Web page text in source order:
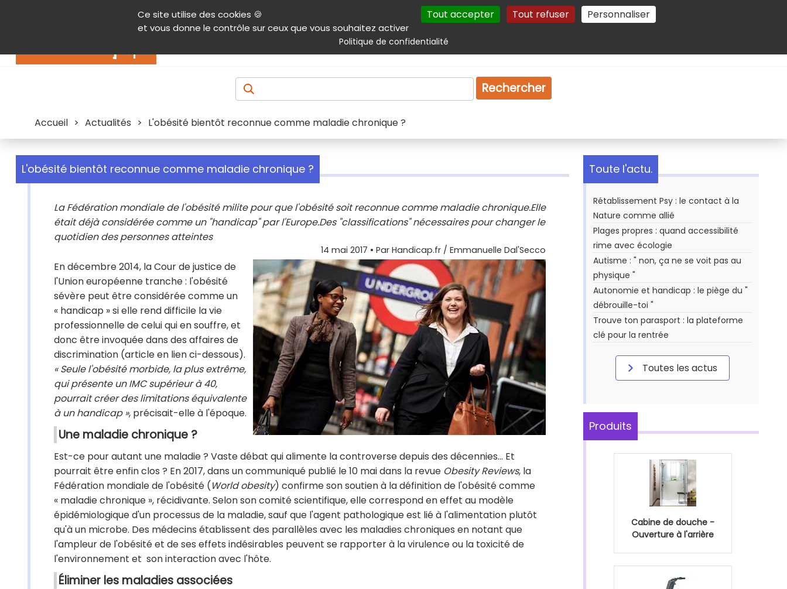
Ce site utilise des cookies 🍪
et vous donne le contrôle sur ceux que vous souhaitez activer
Tout accepter Tout refuser Personnaliser
Politique de confidentialité
Contenu Aide et accessibilité Menu principal Autres services Plan du site Gestion des cookies
Produits & services Emploi Droit
Rechercher
Accueil > Actualités > L'obésité bientôt reconnue comme maladie chronique ?
L'obésité bientôt reconnue comme maladie chronique ?
La Fédération mondiale de l'obésité milite pour que l'obésité soit reconnue comme maladie chronique.Elle
était déjà considérée comme un "handicap" par l'Europe.Des "classifications" nécessaires pour changer le
quotidien des personnes atteintes
14 mai 2017 • Par Handicap.fr / Emmanuelle Dal'Secco
En décembre 2014, la Cour de justice de
l'Union européenne tranche : l'obésité
sévère peut être considérée comme un
« handicap » si elle rend difficile la vie
professionnelle de celui qui en souffre, et
donc être invoquée dans des affaires de
discrimination (article en lien ci-dessous).
« Seule l'obésité morbide, la plus extrême,
qui présente un IMC supérieur à 40,
pourrait créer des limitations équivalente
à un handicap », précisait-elle à l'époque.
Une maladie chronique ?
Est-ce pour autant une maladie ? Vaste débat qui alimente la controverse depuis des décennies… Et
pourrait être enfin clos ? En 2017, dans un communiqué publié le 10 mai dans la revue Obesity Reviews, la
Fédération mondiale de l'obésité (World obesity) confirme son soutien à la définition de l'obésité comme
« maladie chronique », récidivante. Selon son comité scientifique, elle correspond en effet au modèle
épidémiologique d'un processus de la maladie, sauf que l'agent pathologique est lié à l'alimentation plutôt
qu'à un microbe. Des médecins établissent des parallèles avec les maladies chroniques en notant que
l'ampleur de l'obésité et de ses effets indésirables peuvent se rapporter à la virulence ou la toxicité de
l'environnement et son interaction avec l'hôte.
Éliminer les maladies associées
Toute l'actu.
Rétablissement Psy : le contact à la
Nature comme allié
Plages propres : quand accessibilité
rime avec écologie
Autisme : " non, ça ne se voit pas au
physique "
Autonomie et handicap : le piège du "
débrouille-toi "
Trouve ton parasport : la plateforme
clé pour la rentrée
Toutes les actus
Produits
Cabine de douche -
Ouverture à l'arrière